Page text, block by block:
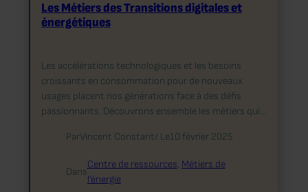
Les Métiers des Transitions digitales et
énergétiques
Les accélérations technologiques et les besoins
croissants en consommation pour de nouveaux
usages placent nos générations face à des défis
passionnants. Découvrons ensemble les métiers qui…
ParVincent Constant/ Le10 février 2025
Dans
Centre de ressources, Métiers de
l’énergie